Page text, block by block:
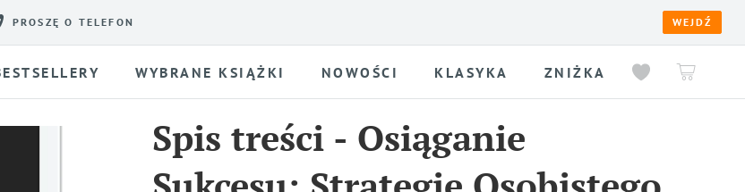
PROSZĘ O TELEFON WEJDŹ
WYBRANE KSIĄŻKI NOWOŚCI KLASYKA ZNIŻKA
Spis treści - Osiąganie